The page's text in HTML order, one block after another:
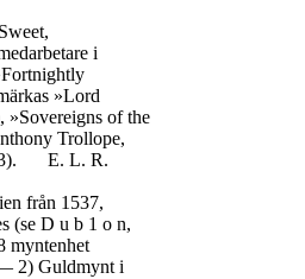
i
»Lord
of the
Trollope,
från 1537,
(se D u b 1 o n,
myntenhet
2) Guldmynt i